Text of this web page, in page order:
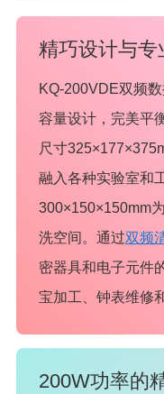
精巧设计与专
KQ-200VDE双频
容量设计，完美平
尺寸
融入各种实验室和
300×150×150mm
洗空间。通过双频
密器具和电子元件
宝加工、钟表维修
200W功率的